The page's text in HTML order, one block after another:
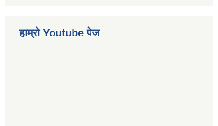
हाम्रो Youtube पेज